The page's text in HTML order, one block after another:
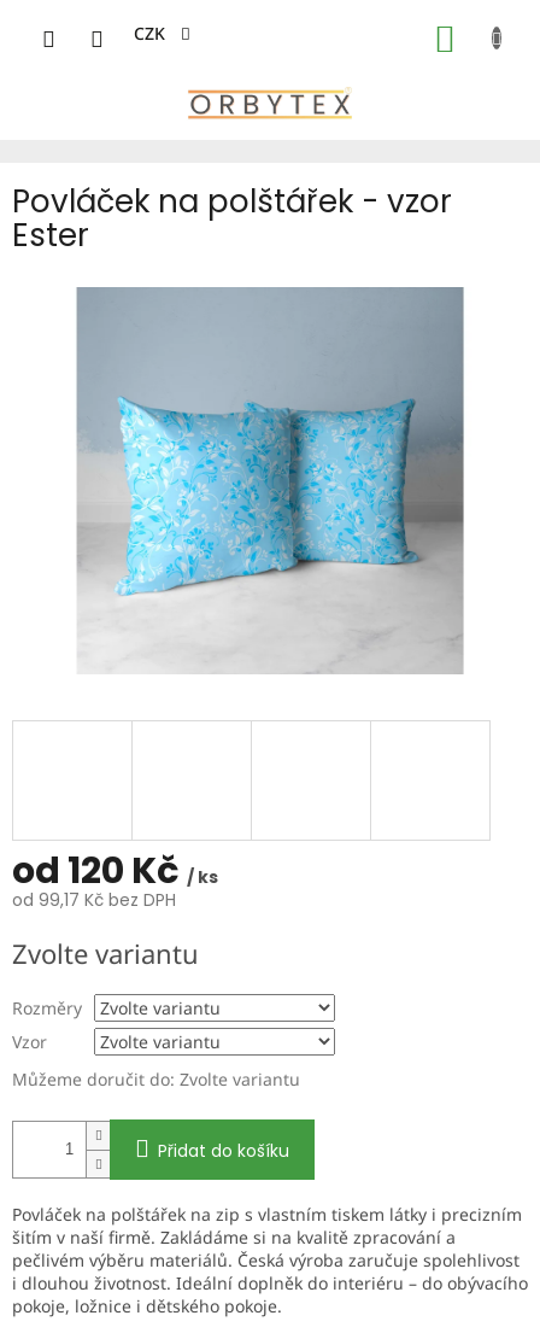
CZK
Povláček na polštářek - vzor
Ester
od 120 Kč / ks
od 99,17 Kč bez DPH
cena:
Zvolte variantu
Rozměry
Vzor
Můžeme doručit do: Zvolte variantu
Přidat do košíku
Povláček na polštářek na zip s vlastním tiskem látky i precizním
šitím v naší firmě. Zakládáme si na kvalitě zpracování a
pečlivém výběru materiálů. Česká výroba zaručuje spolehlivost
i dlouhou životnost. Ideální doplněk do interiéru – do obývacího
pokoje, ložnice i dětského pokoje.